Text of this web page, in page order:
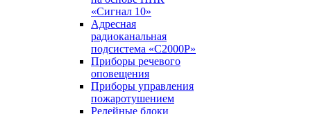
«Сигнал 10»
Адресная
радиоканальная
подсистема «С2000Р»
Приборы речевого
оповещения
Приборы управления
пожаротушением
Релейные блоки